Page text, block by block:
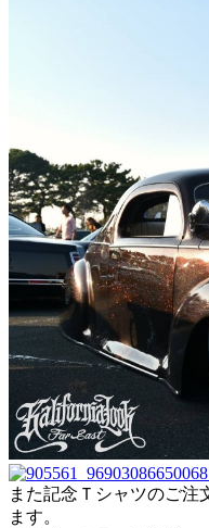
また記念Ｔシャツのご注
ます。